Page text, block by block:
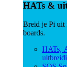
HATs &
Breid je Pi uit
boards.
HATs,